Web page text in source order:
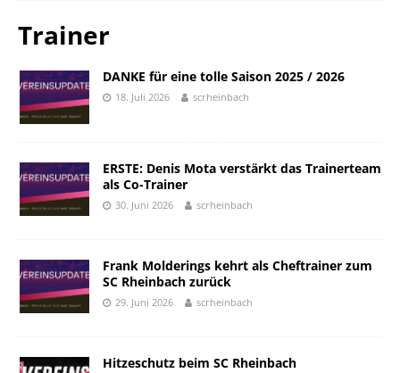
Trainer
DANKE für eine tolle Saison 2025 / 2026
18. Juli 2026 scrheinbach
ERSTE: Denis Mota verstärkt das Trainerteam
als Co-Trainer
30. Juni 2026 scrheinbach
Frank Molderings kehrt als Cheftrainer zum
SC Rheinbach zurück
29. Juni 2026 scrheinbach
Hitzeschutz beim SC Rheinbach